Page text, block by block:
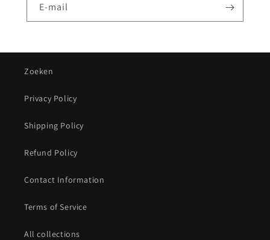
E‑mail
Zoeken
Privacy Policy
Shipping Policy
Refund Policy
Contact Information
Terms of Service
All collections